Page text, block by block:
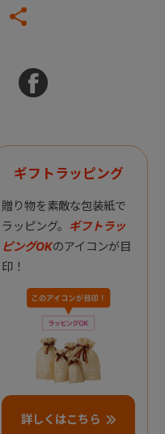
ギフトラッピング
贈り物を素敵な包装紙で
ラッピング。 ギフトラッ
ピングOKのアイコンが目
印！
詳しくはこちら